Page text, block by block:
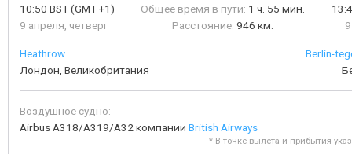
10:50 BST(GMT +1)
9 апреля, четверг
Общее время в пути: 1 ч. 55 мин.
Расстояние: 946 км.
Heathrow
Лондон, Великобритания
Berlin-
Воздушное судно:
Airbus A318/A319/A32 компании British Airways
* В точке вылета и прибытия